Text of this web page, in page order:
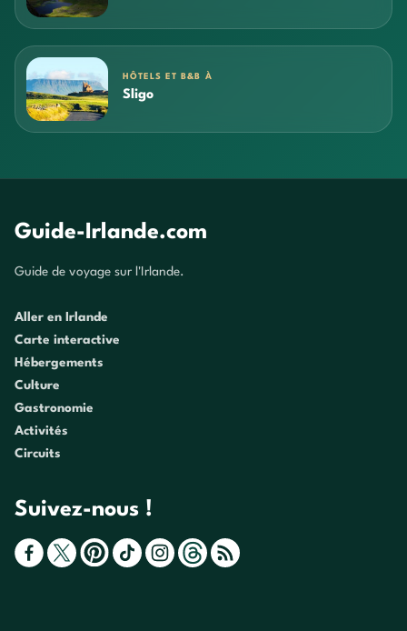
HÔTELS ET B&B À
Sligo
Guide-Irlande.com
Guide de voyage sur l'Irlande.
Aller en Irlande
Carte interactive
Hébergements
Culture
Gastronomie
Activités
Circuits
Suivez-nous !